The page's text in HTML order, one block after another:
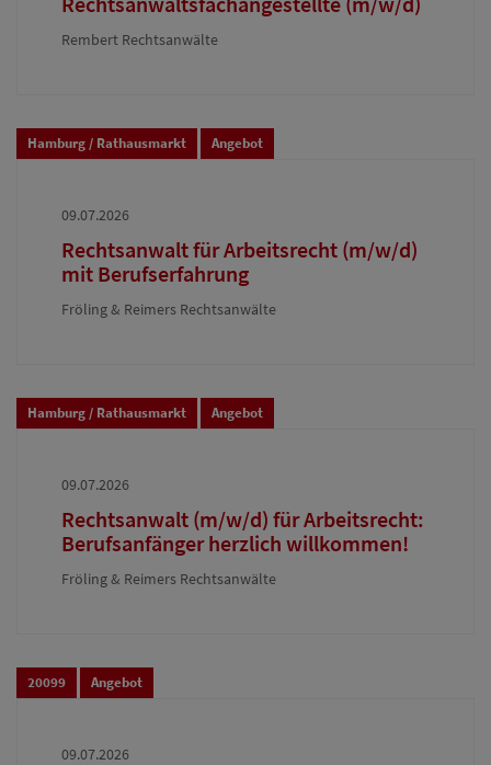
Rembert Rechtsanwälte
Hamburg / Rathausmarkt Angebot
09.07.2026
Rechtsanwalt für Arbeitsrecht (m/w/d)
mit Berufserfahrung
Fröling & Reimers Rechtsanwälte
Hamburg / Rathausmarkt Angebot
09.07.2026
Rechtsanwalt (m/w/d) für Arbeitsrecht:
Berufsanfänger herzlich willkommen!
Fröling & Reimers Rechtsanwälte
20099 Angebot
09.07.2026